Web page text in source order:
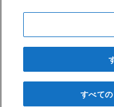
すべて